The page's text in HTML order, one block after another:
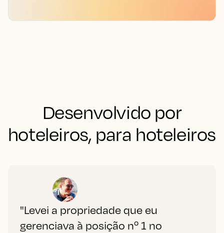
Desenvolvido por
hoteleiros, para hoteleiros
"Levei a propriedade que eu
gerenciava à posição nº 1 no